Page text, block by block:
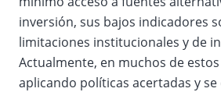
inversión, sus bajos indicadores
limitaciones institucionales y de
Actualmente, en muchos de
aplicando políticas acertadas y